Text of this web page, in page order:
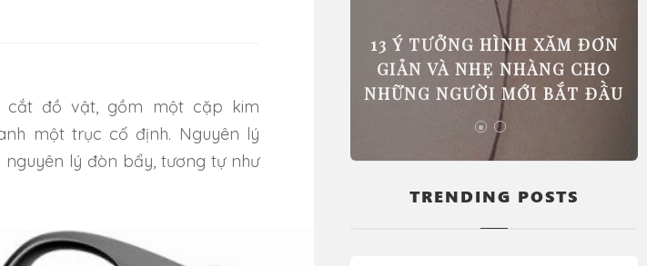
một trục cố định. Nguyên lý
lý đòn bẩy, tương tự như
ĐẦU
TRỞ NÊN ĐẶC BIỆT
13 Ý TƯỞNG HÌNH XĂM ĐƠN
GIẢN VÀ NHẸ NHÀNG CHO
NHỮNG NGƯỜI MỚI BẮT ĐẦU
TRENDING POSTS